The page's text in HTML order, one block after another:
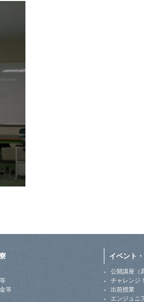
等
イベント
公開講座（
チャレンジ
出前授業
エンジュニ